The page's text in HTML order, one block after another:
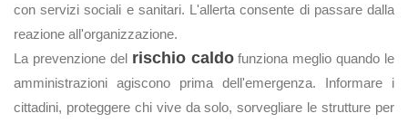
con servizi sociali e sanitari. L'allerta consente di passare dalla
reazione all'organizzazione.
La prevenzione del rischio caldofunziona meglio quando le
amministrazioni agiscono prima dell'emergenza. Informare i
cittadini, proteggere chi vive da solo, sorvegliare le strutture per